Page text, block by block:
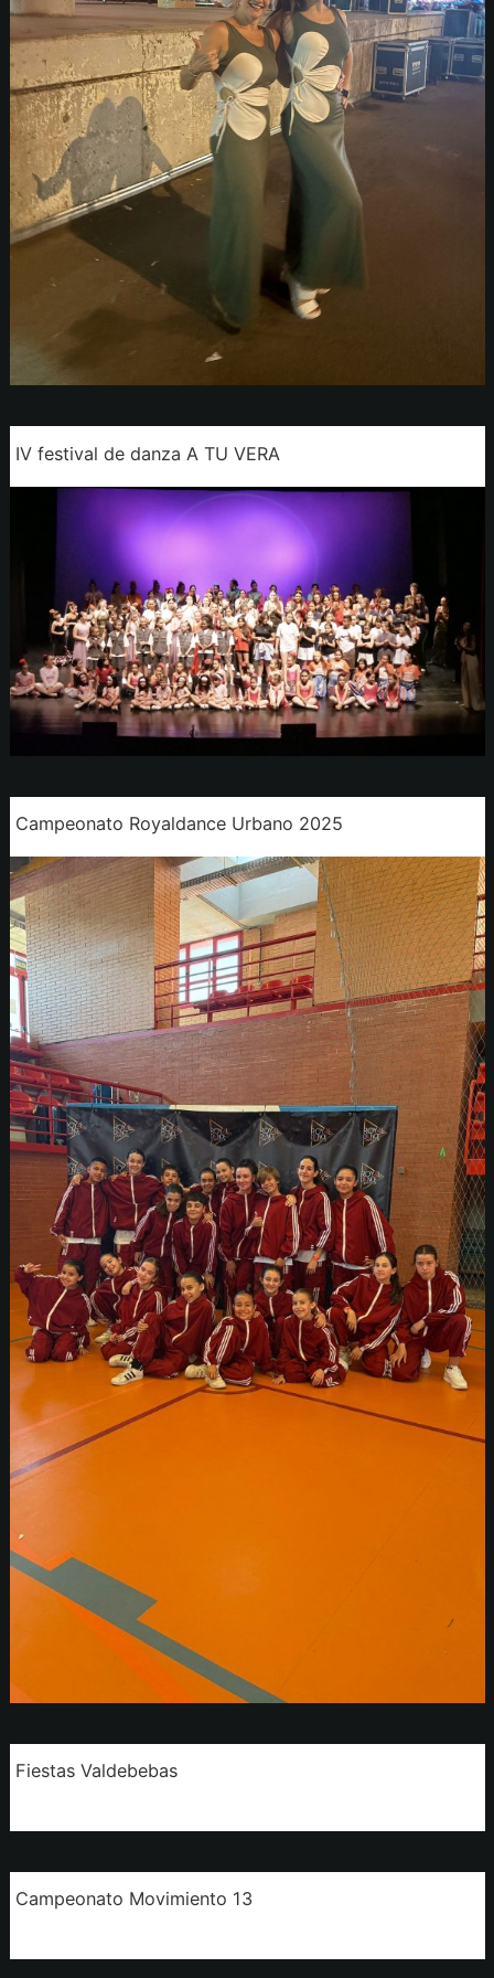
IV festival de danza A TU VERA
Campeonato Royaldance Urbano 2025
Fiestas Valdebebas
Campeonato Movimiento 13